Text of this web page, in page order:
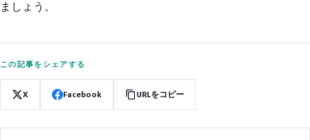
ましょう。
この記事をシェアする
X Facebook URLをコピー